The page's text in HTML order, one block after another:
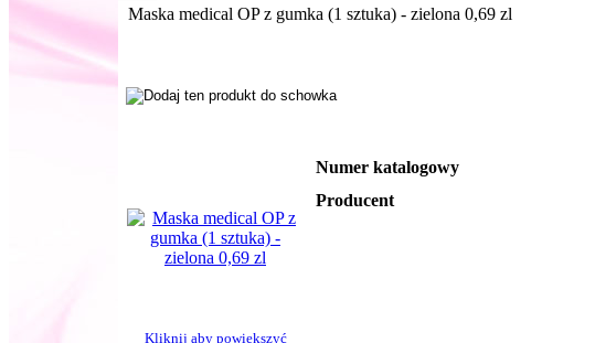
Maska medical OP z gumka (1 sztuka) - zielona 0,69 zl
Kliknij aby powiększyć
Numer katalogowy
Producent